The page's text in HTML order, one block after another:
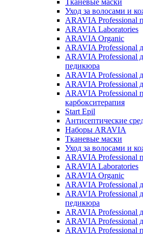
Тканевые маски
Уход за волосами и
ARAVIA Professional
ARAVIA Laboratories
ARAVIA Organic
ARAVIA Professional
ARAVIA Professional
педикюра
ARAVIA Professional
ARAVIA Professional
ARAVIA Professional
карбокситерапия
Start Epil
Антисептические
Наборы ARAVIA
Тканевые маски
Уход за волосами и
ARAVIA Professional
ARAVIA Laboratories
ARAVIA Organic
ARAVIA Professional
ARAVIA Professional
педикюра
ARAVIA Professional
ARAVIA Professional
ARAVIA Professional